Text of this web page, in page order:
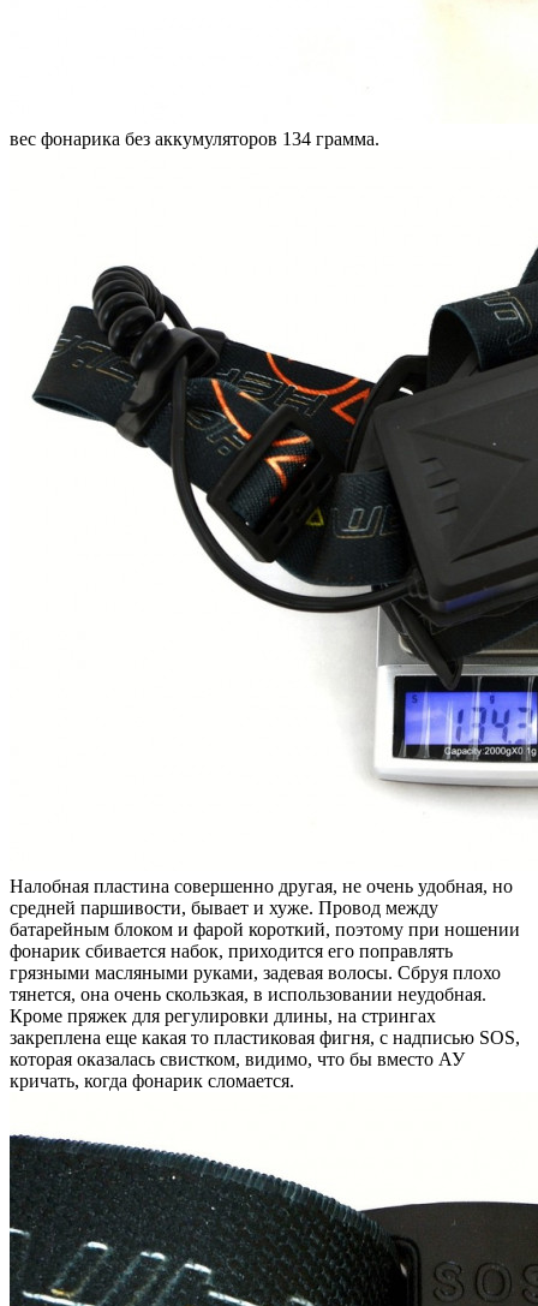
вес фонарика без аккумуляторов 134 грамма.
Налобная пластина совершенно другая, не очень удобная, но
средней паршивости, бывает и хуже. Провод между
батарейным блоком и фарой короткий, поэтому при ношении
фонарик сбивается набок, приходится его поправлять
грязными масляными руками, задевая волосы. Сбруя плохо
тянется, она очень скользкая, в использовании неудобная.
Кроме пряжек для регулировки длины, на стрингах
закреплена еще какая то пластиковая фигня, с надписью SOS,
которая оказалась свистком, видимо, что бы вместо АУ
кричать, когда фонарик сломается.